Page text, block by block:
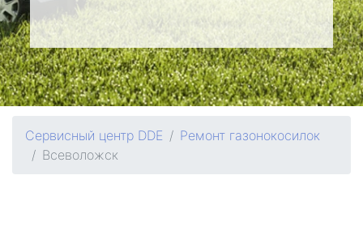
Сервисный центр DDE
Ремонт газонокосилок
Всеволожск